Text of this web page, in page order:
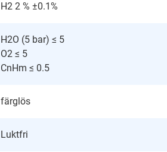
H2 2 % ±0.1%
H2O (5 bar) ≤ 5
O2 ≤ 5
CnHm ≤ 0.5
färglös
Luktfri